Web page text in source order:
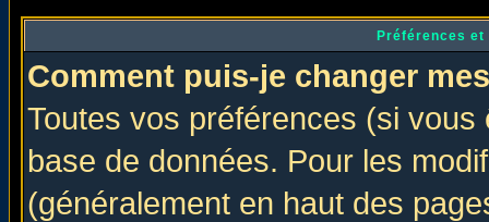
Préférences
Comment puis-je changer
Toutes vos préférences (si
base de données. Pour les
(généralement en haut des